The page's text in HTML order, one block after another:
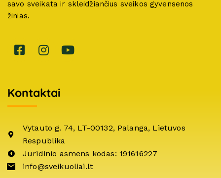
savo sveikata ir skleidžiančius sveikos gyvensenos
žinias.
Kontaktai
Vytauto g. 74, LT-00132, Palanga, Lietuvos
Respublika
Juridinio asmens kodas: 191616227
info@sveikuoliai.lt